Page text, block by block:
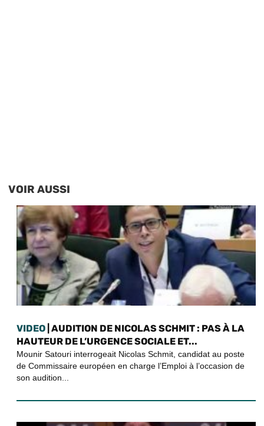
VOIR AUSSI
VIDEO | AUDITION DE NICOLAS SCHMIT : PAS À LA
HAUTEUR DE L’URGENCE SOCIALE ET...
Mounir Satouri interrogeait Nicolas Schmit, candidat au poste
de Commissaire européen en charge l’Emploi à l’occasion de
son audition...